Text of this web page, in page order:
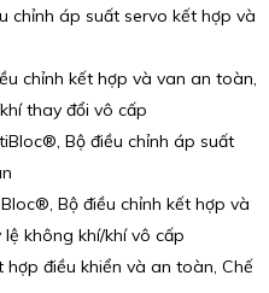
chỉnh áp suất servo kết hợp và
chỉnh kết hợp và van an toàn,
thay đổi vô cấp
Bộ điều chỉnh áp suất
Bộ điều chỉnh kết hợp và
không khí/khí vô cấp
hợp điều khiển và an toàn, Chế